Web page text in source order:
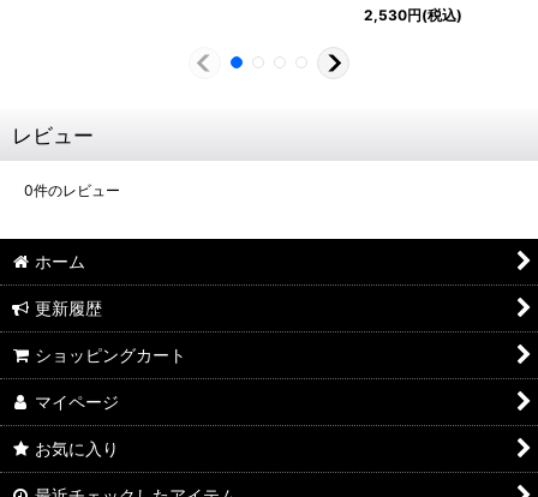
2,530円(税込)
レビュー
0件のレビュー
ホーム
更新履歴
ショッピングカート
マイページ
お気に入り